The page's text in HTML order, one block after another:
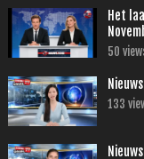
Het
50
133